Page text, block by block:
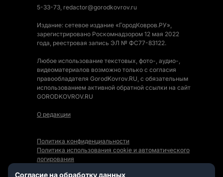
5-33-73, redactor@gorodkovrov.ru
Издание: сетевое издание «ГородКовров.РУ»,
зарегистрировано Роскомнадзором 12 мая 2022
года, реестровая запись ЭЛ № ФС77-83122.
Любое использование текстовых, фото-, аудио-,
видеоматериалов возможно только с согласия
правообладателя GorodKovrov.RU, с обязательным
использованием активной обратной ссылки на сайт
GORODKOVROV.RU
О редакции
Политика конфиденциальности
Политика использования cookie и автоматического
логирования
Согласие на обработку данных